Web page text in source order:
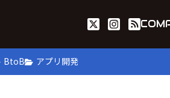
BtoB アプリ開発